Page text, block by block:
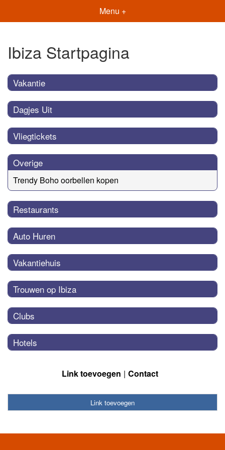
Menu +
Ibiza Startpagina
Vakantie
Dagjes Uit
Vliegtickets
Overige
Trendy Boho oorbellen kopen
Restaurants
Auto Huren
Vakantiehuis
Trouwen op Ibiza
Clubs
Hotels
Link toevoegen Contact
Link toevoegen